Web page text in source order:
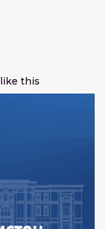
like this